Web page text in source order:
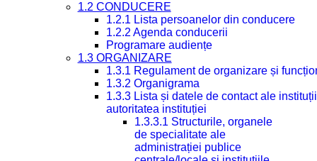
1.2 CONDUCERE
1.2.1 Lista persoanelor din conducere
1.2.2 Agenda conducerii
Programare audiențe
1.3 ORGANIZARE
1.3.1 Regulament de organizare și
1.3.2 Organigrama
1.3.3 Lista și datele de contact ale
autoritatea instituției
1.3.3.1 Structurile, organele
de specialitate ale
administrației publice